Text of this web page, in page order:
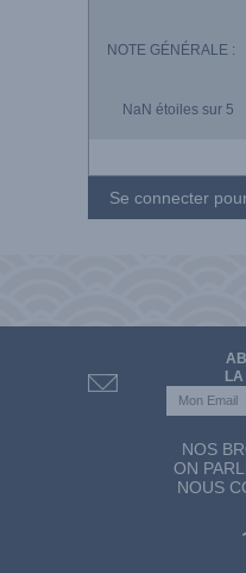
NOTE GÉNÉRALE :
NaN étoiles sur 5
Se connecter
LA
NOS
ON
NOUS